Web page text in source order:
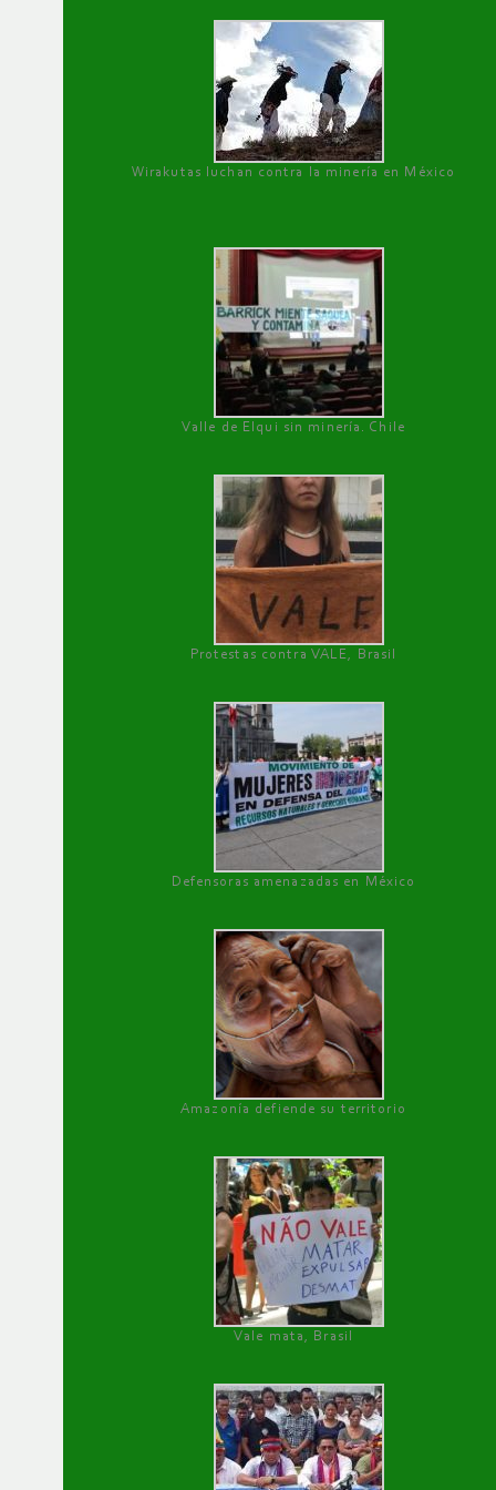
Wirakutas luchan contra la minería en México
Valle de Elqui sin minería. Chile
Protestas contra VALE, Brasil
Defensoras amenazadas en México
Amazonía defiende su territorio
Vale mata, Brasil